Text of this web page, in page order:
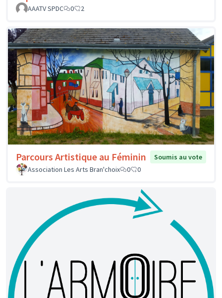
AAATV SPDC 0 2
Parcours Artistique au Féminin
Soumis au vote
Association Les Arts Bran'choix
0 0